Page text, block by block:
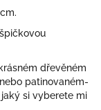
dřevěném
patinovaném-
si vyberete mi